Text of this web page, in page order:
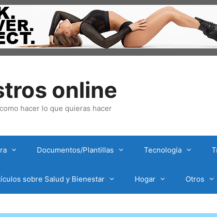
online
hacer lo que quieras hacer
Documentos/Plantillas Tecnología
sobre Salud y Bienestar Hogar Otros